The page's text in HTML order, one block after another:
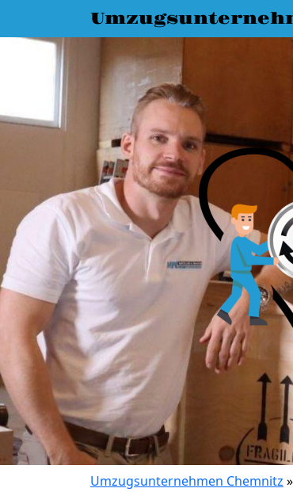
Umzugsunternehmen Chemnitz »